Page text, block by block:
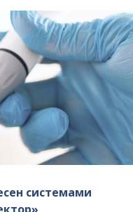
системами